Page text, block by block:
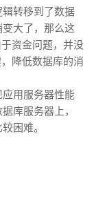
转移到了数据
大了，那么这
资金问题，并没
降低数据库的消
用服务器性能
库服务器上，
困难。